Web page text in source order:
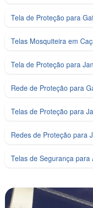
Tela de Proteção para
Telas Mosquiteira em
Tela de Proteção para
Rede de Proteção para
Telas de Proteção para
Redes de Proteção para
Telas de Segurança